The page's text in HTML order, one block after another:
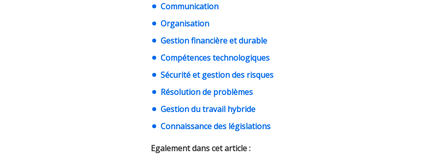
Communication
Organisation
Gestion financière et durable
Compétences technologiques
Sécurité et gestion des risques
Résolution de problèmes
Gestion du travail hybride
Connaissance des législations
Egalement dans cet article :